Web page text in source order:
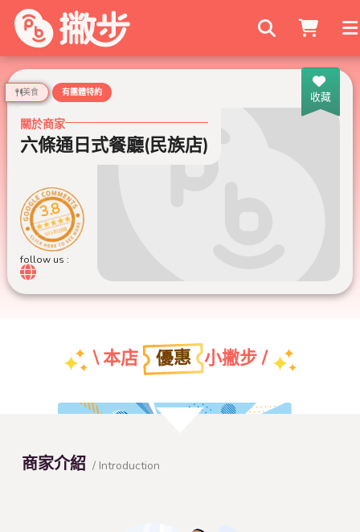
搜尋商家
收藏
美食 有團體特約
關於商家
六條通日式餐廳(民族店)
3.8
585 則評論
follow us :
\ 本店 優惠 小撇步 /
團體特約折扣優惠
商家介紹 / Introduction